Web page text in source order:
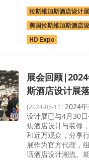
拉斯维加斯酒店设计展
美国拉斯维加斯酒店
HD Expo
展会回顾
斯酒店设计展
[2024-05-11] 2024
设计展已与4月30
焦酒店设计与装修
和近万观众，分享
展作为官方代理，
话酒店设计潮流。